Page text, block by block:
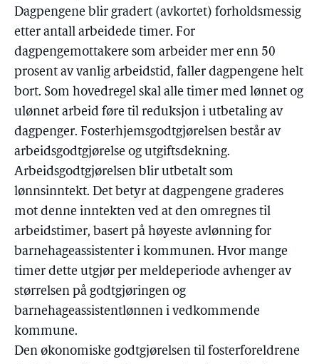
Dagpengene blir gradert (avkortet) forholdsmessig
etter antall arbeidede timer. For
dagpengemottakere som arbeider mer enn 50
prosent av vanlig arbeidstid, faller dagpengene helt
bort. Som hovedregel skal alle timer med lønnet og
ulønnet arbeid føre til reduksjon i utbetaling av
dagpenger. Fosterhjemsgodtgjørelsen består av
arbeidsgodtgjørelse og utgiftsdekning.
Arbeidsgodtgjørelsen blir utbetalt som
lønnsinntekt. Det betyr at dagpengene graderes
mot denne inntekten ved at den omregnes til
arbeidstimer, basert på høyeste avlønning for
barnehageassistenter i kommunen. Hvor mange
timer dette utgjør per meldeperiode avhenger av
størrelsen på godtgjøringen og
barnehageassistentlønnen i vedkommende
kommune.
Den økonomiske godtgjørelsen til fosterforeldrene